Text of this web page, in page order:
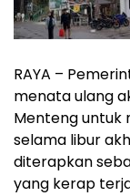
RAYA –
menata ulang
Menteng untuk
selama libur
diterapkan
yang kerap